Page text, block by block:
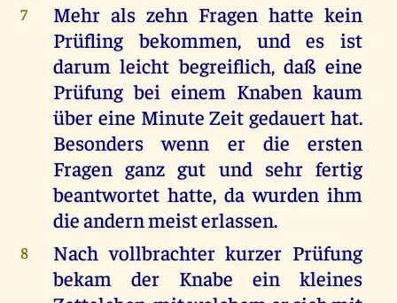
7
Mehr als zehn Fragen hatte kein
Prüfling bekommen, und es ist
darum leicht begreiflich, daß eine
Prüfung bei einem Knaben kaum
über eine Minute Zeit gedauert hat.
Besonders wenn er die ersten
Fragen ganz gut und sehr fertig
beantwortet hatte, da wurden ihm
die andern meist erlassen.
8
Nach vollbrachter kurzer Prüfung
bekam der Knabe ein kleines